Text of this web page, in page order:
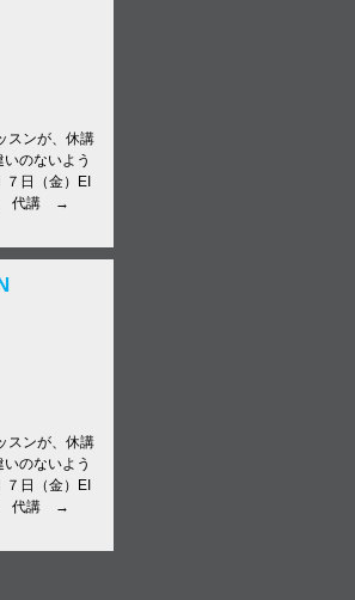
スンが、休講
のないよう
日（金）EI
代講 →
スンが、休講
のないよう
日（金）EI
代講 →